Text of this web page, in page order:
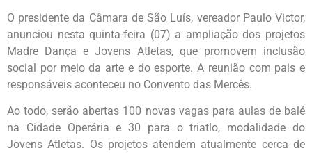
O presidente da Câmara de São Luís, vereador Paulo Victor,
anunciou nesta quinta-feira (07) a ampliação dos projetos
Madre Dança e Jovens Atletas, que promovem inclusão
social por meio da arte e do esporte. A reunião com pais e
responsáveis aconteceu no Convento das Mercês.
Ao todo, serão abertas 100 novas vagas para aulas de balé
na Cidade Operária e 30 para o triatlo, modalidade do
Jovens Atletas. Os projetos atendem atualmente cerca de